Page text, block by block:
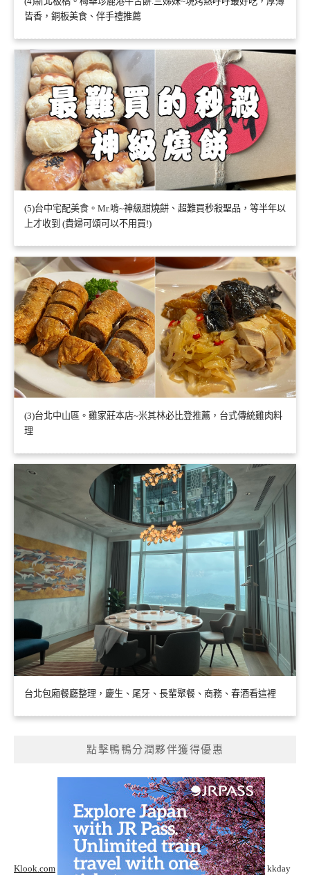
皆香，銅板美食、伴手禮推薦
(5)台中宅配美食。Mr.啃~神級甜燒餅、超難買秒殺聖品，等半年以
上才收到 (貴婦可頌可以不用買!)
(3)台北中山區。雞家莊本店~米其林必比登推薦，台式傳統雞肉料
理
台北包廂餐廳整理，慶生、尾牙、長輩聚餐、商務、春酒看這裡
點擊鴨鴨分潤夥伴獲得優惠
Klook.com kkday